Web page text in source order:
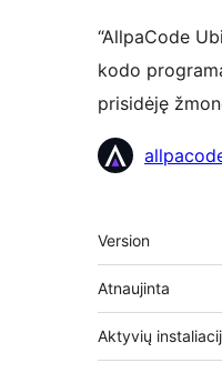
“AllpaCode
kodo
prisidėję
Autoriai
Version
Atnaujinta
Aktyvių